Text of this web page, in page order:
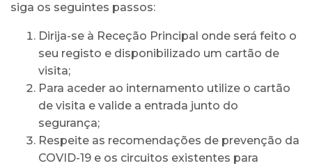
siga os seguintes passos:
Dirija-se à Receção Principal onde será feito o
seu registo e disponibilizado um cartão de
visita;
Para aceder ao internamento utilize o cartão
de visita e valide a entrada junto do
segurança;
Respeite as recomendações de prevenção da
COVID-19 e os circuitos existentes para